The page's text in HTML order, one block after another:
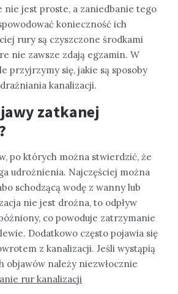
nie jest proste, a zaniedbanie tego
konieczność ich
rury są czyszczone środkami
nie zawsze zdają egzamin. W
przyjrzymy się, jakie są sposoby
kanalizacji.
zatkanej
po których można stwierdzić, że
udrożnienia. Najczęściej można
schodzącą wodę z wanny lub
nie jest drożna, to odpływ
co powoduje zatrzymanie
Dodatkowo często pojawia się
z kanalizacji. Jeśli wystąpią
objawów należy niezwłocznie
rur kanalizacji